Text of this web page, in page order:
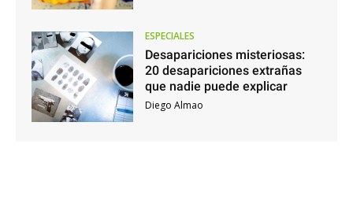
ESPECIALES
Desapariciones misteriosas:
20 desapariciones extrañas
que nadie puede explicar
Diego Almao